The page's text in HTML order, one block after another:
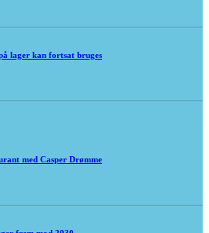
lager kan fortsat bruges
med Casper Drømme